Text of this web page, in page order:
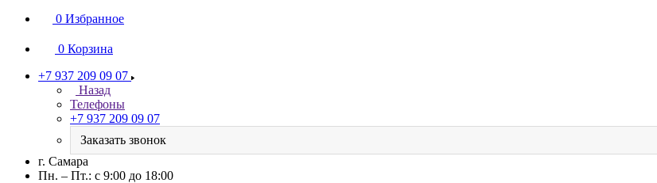
0 Избранное
0 Корзина
+7 937 209 09 07
Назад
Телефоны
+7 937 209 09 07
Заказать звонок
г. Самара
Пн. – Пт.: с 9:00 до 18:00